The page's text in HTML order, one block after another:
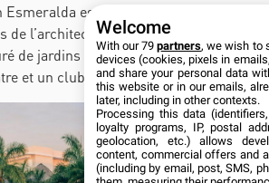
Esmeralda est un hôtel avec des
l’architecture cubaine du début du
de jardins tropicaux. Il possède
et un club sportif.
Welcome
With our 79partners, we wish to
devices (cookies, pixels in
and share your personal data
this website or in our emails,
later, including in other contexts.
Processing this data
loyalty programs, IP, postal
geolocation, etc.) allows
content, commercial offers and
(including by email, post, SMS,